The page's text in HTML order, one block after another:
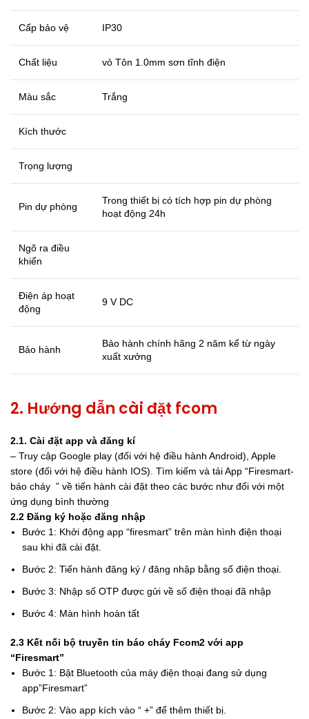
Cấp bảo vệ IP30
Chất liệu vỏ Tôn 1.0mm sơn tĩnh điện
Màu sắc Trắng
Kích thước
Trọng lượng
Pin dự phòng
Trong thiết bị có tích hợp pin dự phòng
hoạt động 24h
Ngõ ra điều
khiển
Điện áp hoạt
động
9 V DC
Bảo hành
Bảo hành chính hãng 2 năm kể từ ngày
xuất xưởng
2. Hướng dẫn cài đặt fcom
2.1. Cài đặt app và đăng kí
– Truy cập Google play (đối với hệ điều hành Android), Apple
store (đối với hệ điều hành IOS). Tìm kiếm và tải App “Firesmart-
báo cháy ” về tiến hành cài đặt theo các bước như đối với một
ứng dụng bình thường
2.2 Đăng ký hoặc đăng nhập
Bước 1: Khởi động app “firesmart” trên màn hình điện thoại
sau khi đã cài đặt.
Bước 2: Tiến hành đăng ký / đăng nhập bằng số điện thoại.
Bước 3: Nhập số OTP được gửi về số điện thoại đã nhập
Bước 4: Màn hình hoàn tất
2.3 Kết nối bộ truyền tin báo cháy Fcom2 với app
“Firesmart”
Bước 1: Bật Bluetooth của máy điện thoại đang sử dụng
app”Firesmart”
Bước 2: Vào app kích vào “ +” để thêm thiết bị.